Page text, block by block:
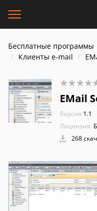
Бесплатные программы
Клиенты e-mail
EMail
Версия:1.1
Лицензия:
268